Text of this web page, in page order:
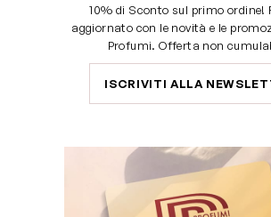
10% di Sconto sul primo ordine!
aggiornato con le novità e le
Profumi. Offerta non
ISCRIVITI ALLA